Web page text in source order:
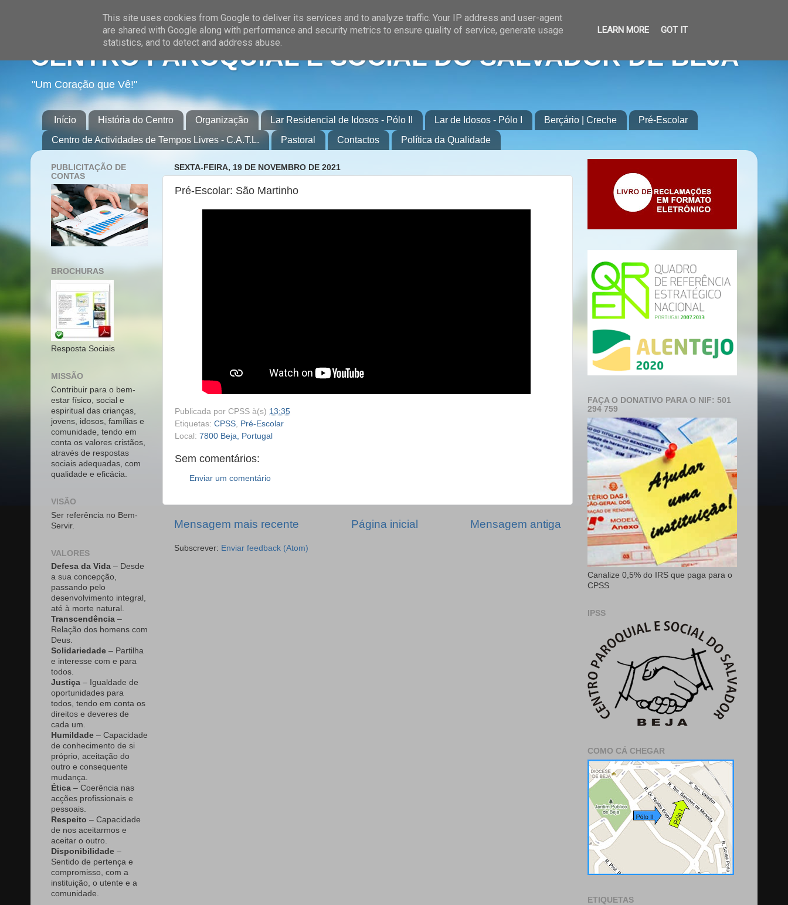
CENTRO PAROQUIAL E SOCIAL DO SALVADOR DE BEJA
"Um Coração que Vê!"
Início História do Centro Organização Lar Residencial de Idosos - Pólo II Lar de Idosos - Pólo I Berçário | Creche
Pré-Escolar
Centro de Actividades de Tempos Livres - C.A.T.L.
Pastoral Contactos Política da Qualidade
SEXTA-FEIRA, 19 DE NOVEMBRO DE 2021
Pré-Escolar: São Martinho
Publicada por CPSS à(s) 13:35
Etiquetas: CPSS, Pré-Escolar
Local: 7800 Beja, Portugal
Sem comentários:
Enviar um comentário
Mensagem mais recente Mensagem antiga
Página inicial
Subscrever: Enviar feedback (Atom)
PUBLICITAÇÃO DE
CONTAS
BROCHURAS
Resposta Sociais
MISSÃO
Contribuir para o bem-
estar físico, social e
espiritual das crianças,
jovens, idosos, famílias e
comunidade, tendo em
conta os valores cristãos,
através de respostas
sociais adequadas, com
qualidade e eficácia.
VISÃO
Ser referência no Bem-
Servir.
VALORES
Defesa da Vida – Desde
a sua concepção,
passando pelo
desenvolvimento integral,
até à morte natural.
Transcendência –
Relação dos homens com
Deus.
Solidariedade – Partilha
e interesse com e para
todos.
Justiça – Igualdade de
oportunidades para
todos, tendo em conta os
direitos e deveres de
cada um.
Humildade – Capacidade
de conhecimento de si
próprio, aceitação do
outro e consequente
mudança.
Ética – Coerência nas
acções profissionais e
pessoais.
Respeito – Capacidade
de nos aceitarmos e
aceitar o outro.
Disponibilidade –
Sentido de pertença e
compromisso, com a
instituição, o utente e a
comunidade.
FAÇA O DONATIVO PARA O NIF: 501
294 759
Canalize 0,5% do IRS que paga para o
CPSS
IPSS
COMO CÁ CHEGAR
ETIQUETAS
This site uses cookies from Google to deliver its services and to analyze traffic. Your IP address and user-agent
are shared with Google along with performance and security metrics to ensure quality of service, generate usage
statistics, and to detect and address abuse.
LEARN MORE GOT IT